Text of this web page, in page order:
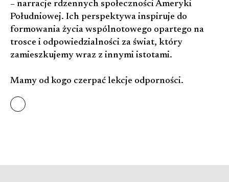
– narracje rdzennych społeczności Ameryki
Południowej. Ich perspektywa inspiruje do
formowania życia wspólnotowego opartego na
trosce i odpowiedzialności za świat, który
zamieszkujemy wraz z innymi istotami.
Mamy od kogo czerpać lekcje odporności.